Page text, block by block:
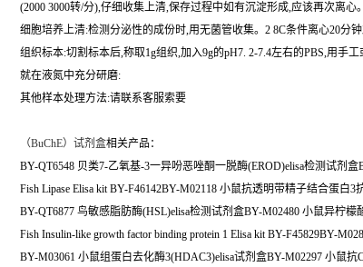
(2000 3000转/分),仔细收集上清,保存过程中如有沉淀形成,应该再次离心。
细胞培养上清:检测分泌性的成份时,用无菌管收集。2 8C条件离心20分
组织标本:切割标本后,称取1g组织,加入9g的pH7. 2-7.4左右的PBS,用手
就在液氮中充分研磨:
其他样本处理方法:请联系客服索要
（BuChE）试剂盒相关产品：
BY-QT6548 贝类7-乙氧基-3一异吩恶唑酮一脱酶(EROD)elisa检测试剂盒
Fish Lipase Elisa kit BY-F46142BY-M02118 小鼠抗透明带精子结合蛋白3
BY-QT6877 鸟敏感脂肪酶(HSL)elisa检测试剂盒BY-M02480 小鼠异柠檬
Fish Insulin-like growth factor binding protein 1 Elisa kit BY-F45829BY-
BY-M03061 小鼠组蛋白去化酶3(HDAC3)elisa试剂盒BY-M02297 小鼠